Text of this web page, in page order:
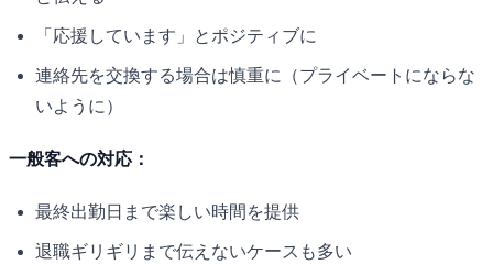
「応援しています」とポジティブに
連絡先を交換する場合は慎重に（プライベートにならな
いように）
一般客への対応：
最終出勤日まで楽しい時間を提供
退職ギリギリまで伝えないケースも多い